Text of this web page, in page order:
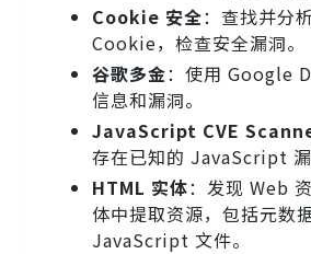
Cookie 安全：查找并分
Cookie，检查安全漏洞。
谷歌多金：使用 Google
信息和漏洞。
JavaScript CVE
存在已知的 JavaScript 漏
HTML 实体：发现 Web
体中提取资源，包括元数
JavaScript 文件。